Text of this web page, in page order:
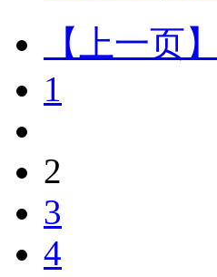
【上一页】
1
2
3
4